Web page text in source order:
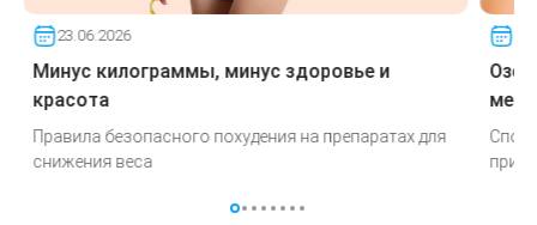
23.06.2026
Минус килограммы, минус здоровье и
красота
Правила безопасного похудения на препаратах для
снижения веса
при
Удаление рубцов
Удаление новообразований
Лазерное лечение постакне
Остановить выпадение волос
Восстановление здоровья волос
Сделать педикюр